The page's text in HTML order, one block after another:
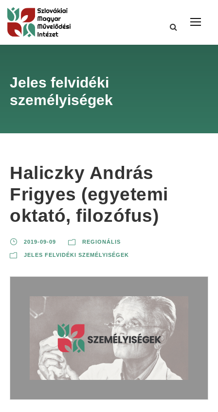
Jeles felvidéki
személyiségek
Haliczky András
Frigyes (egyetemi
oktató, filozófus)
2019-09-09 REGIONÁLIS
JELES FELVIDÉKI SZEMÉLYISÉGEK